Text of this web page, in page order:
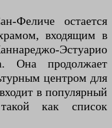
Феличе остается
входящим в
Эстуарио
Она продолжает
центром для
в популярный
как список